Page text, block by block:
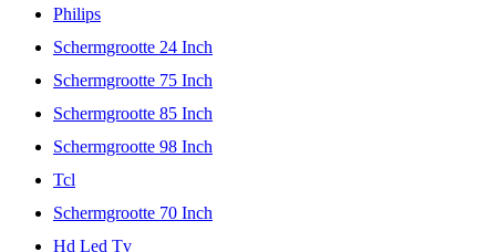
Philips
Schermgrootte 24 Inch
Schermgrootte 75 Inch
Schermgrootte 85 Inch
Schermgrootte 98 Inch
Tcl
Schermgrootte 70 Inch
Hd Led Tv